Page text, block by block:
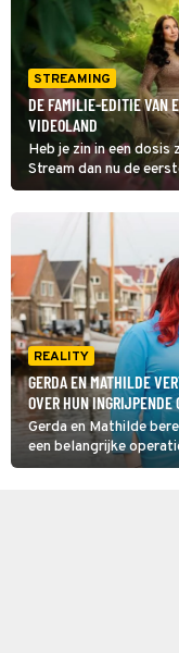
STREAMING
DE FAMILIE-EDITIE VAN
VIDEOLAND
Heb je zin in een
Stream dan nu de
van Echte Meisjes in
REALITY
GERDA EN MATHILDE
OVER HUN INGRIJPENDE
Gerda en Mathilde
een belangrijke
ondergaan de